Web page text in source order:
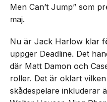
Men Can’t Jump” som
maj.
Nu är Jack Harlow klar
uppger Deadline. Det
där Matt Damon och
roller. Det är oklart
skådespelare inkluderar